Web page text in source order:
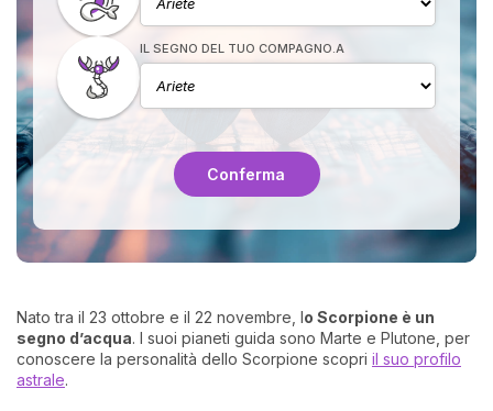
IL SEGNO DEL TUO COMPAGNO.A
Conferma
Nato tra il 23 ottobre e il 22 novembre, lo Scorpione è un
segno d’acqua. I suoi pianeti guida sono Marte e Plutone, per
conoscere la personalità dello Scorpione scopri il suo profilo
astrale.